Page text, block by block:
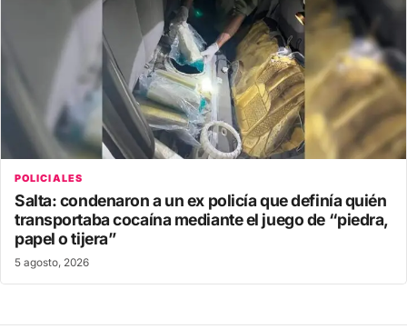
POLICIALES
Salta: condenaron a un ex policía que definía quién
transportaba cocaína mediante el juego de “piedra,
papel o tijera”
5 agosto, 2026